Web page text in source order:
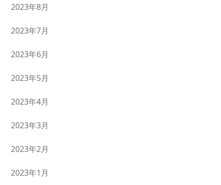
2023年8月
2023年7月
2023年6月
2023年5月
2023年4月
2023年3月
2023年2月
2023年1月